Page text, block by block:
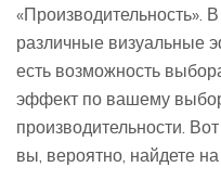
«Производительность».
различные визуальные
есть возможность
эффект по вашему
производительности.
вы, вероятно, найдете